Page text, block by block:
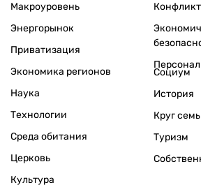
Макроуровень
Энергорынок
Приватизация
Экономика регионов
Наука
Технологии
Среда обитания
Церковь
Культура
Социум
История
Круг
Туризм